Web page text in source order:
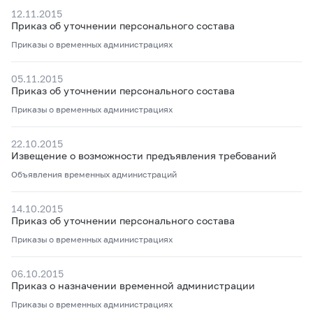
12.11.2015
Приказ об уточнении персонального состава
Приказы о временных администрациях
05.11.2015
Приказ об уточнении персонального состава
Приказы о временных администрациях
22.10.2015
Извещение о возможности предъявления требований
Объявления временных администраций
14.10.2015
Приказ об уточнении персонального состава
Приказы о временных администрациях
06.10.2015
Приказ о назначении временной администрации
Приказы о временных администрациях